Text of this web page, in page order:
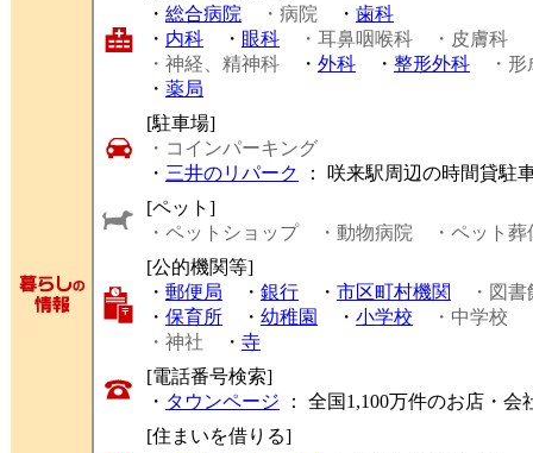
・ 総合病院 ・病院 ・ 歯科
・ 内科 ・ 眼科 ・耳鼻咽喉科 ・皮膚科
・神経、精神科 ・ 外科 ・ 整形外科
・
・ 薬局
[駐車場]
・コインパーキング
・ 三井のリパーク
： 咲来駅周辺の時間貸駐
[ペット]
・ペットショップ
・動物病院
・ペット葬
[公的機関等]
・ 郵便局 ・ 銀行 ・ 市区町村機関
・図書
・ 保育所 ・ 幼稚園 ・ 小学校 ・中学校
・神社 ・ 寺
[電話番号検索]
・ タウンページ ： 全国1,100万件のお店・
[住まいを借りる]